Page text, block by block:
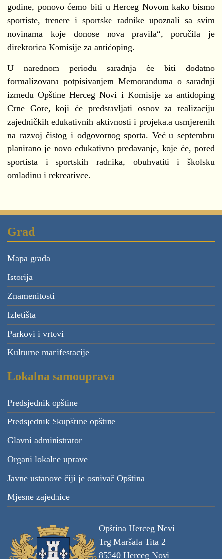
godine, ponovo ćemo biti u Herceg Novom kako bismo
sportiste, trenere i sportske radnike upoznali sa svim
novinama koje donose nova pravila“, poručila je
direktorica Komisije za antidoping.
U narednom periodu saradnja će biti dodatno
formalizovana potpisivanjem Memoranduma o saradnji
između Opštine Herceg Novi i Komisije za antidoping
Crne Gore, koji će predstavljati osnov za realizaciju
zajedničkih edukativnih aktivnosti i projekata usmjerenih
na razvoj čistog i odgovornog sporta. Već u septembru
planirano je novo edukativno predavanje, koje će, pored
sportista i sportskih radnika, obuhvatiti i školsku
omladinu i rekreativce.
Grad
Mapa grada
Istorija
Znamenitosti
Izletišta
Parkovi i vrtovi
Kulturne manifestacije
Lokalna samouprava
Predsjednik opštine
Predsjednik Skupštine opštine
Glavni administrator
Organi lokalne uprave
Javne ustanove čiji je osnivač Opština
Mjesne zajednice
Opština Herceg Novi
Trg Maršala Tita 2
85340 Herceg Novi